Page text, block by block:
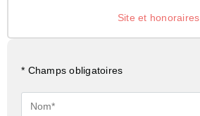
Site et honoraires
* Champs obligatoires
Nom*